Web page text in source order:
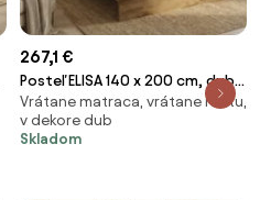
267,1 €
Posteľ ELISA 140 x 200 cm, dub
artisan Rošt: S latkovým
roštom, Matrac: Matrac DELUXE
10 cm
Vrátane matraca, vrátane roštu,
v dekore dub
Skladom